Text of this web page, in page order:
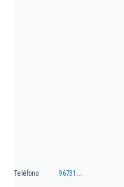
Teléfono 96731...